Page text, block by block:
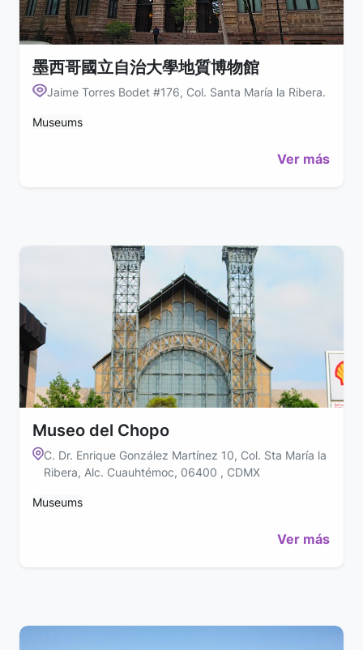
墨西哥國立自治大學地質博物館
Jaime Torres Bodet #176, Col. Santa María la Ribera.
Museums
Ver más
Museo del Chopo
C. Dr. Enrique González Martínez 10, Col. Sta María la
Ribera, Alc. Cuauhtémoc, 06400 , CDMX
Museums
Ver más